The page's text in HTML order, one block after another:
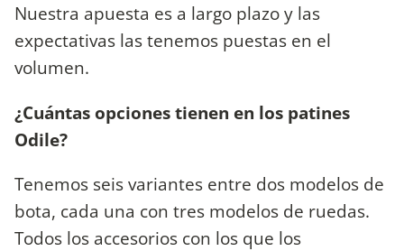
Nuestra apuesta es a largo plazo y las
expectativas las tenemos puestas en el
volumen.
¿Cuántas opciones tienen en los patines
Odile?
Tenemos seis variantes entre dos modelos de
bota, cada una con tres modelos de ruedas.
Todos los accesorios con los que los